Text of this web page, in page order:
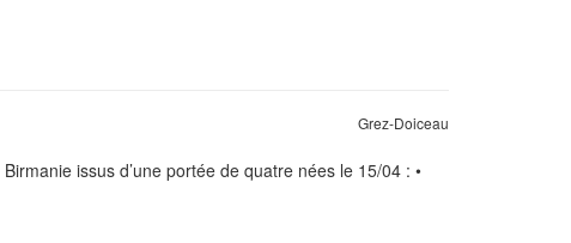
Grez-Doiceau
issus d’une portée de quatre nées le 15/04 : •